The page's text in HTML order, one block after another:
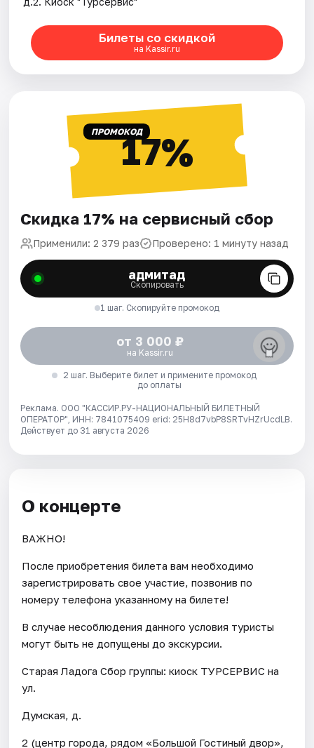
Билеты со скидкой
на Kassir.ru
ПРОМОКОД17%
Скидка 17% на сервисный сбор
Применили: 2 379 раз Проверено: 1 минуту назад
адмитад
Скопировать
1 шаг. Скопируйте промокод
от 3 000 ₽
на Kassir.ru
2 шаг. Выберите билет и примените промокод
до оплаты
Реклама. ООО "КАССИР.РУ-НАЦИОНАЛЬНЫЙ БИЛЕТНЫЙ
ОПЕРАТОР", ИНН: 7841075409 erid: 25H8d7vbP8SRTvHZrUcdLB.
Действует до 31 августа 2026
О концерте
ВАЖНО!
После приобретения билета вам необходимо
зарегистрировать свое участие, позвонив по
номеру телефона указанному на билете!
В случае несоблюдения данного условия туристы
могут быть не допущены до экскурсии.
Старая Ладога Сбор группы: киоск ТУРСЕРВИС на
ул.
Думская, д.
2 (центр города, рядом «Большой Гостиный двор»,